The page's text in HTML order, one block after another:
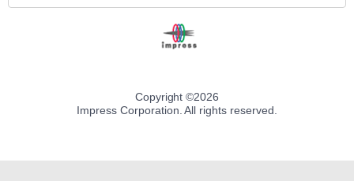
Copyright ©2026
Impress Corporation. All rights reserved.